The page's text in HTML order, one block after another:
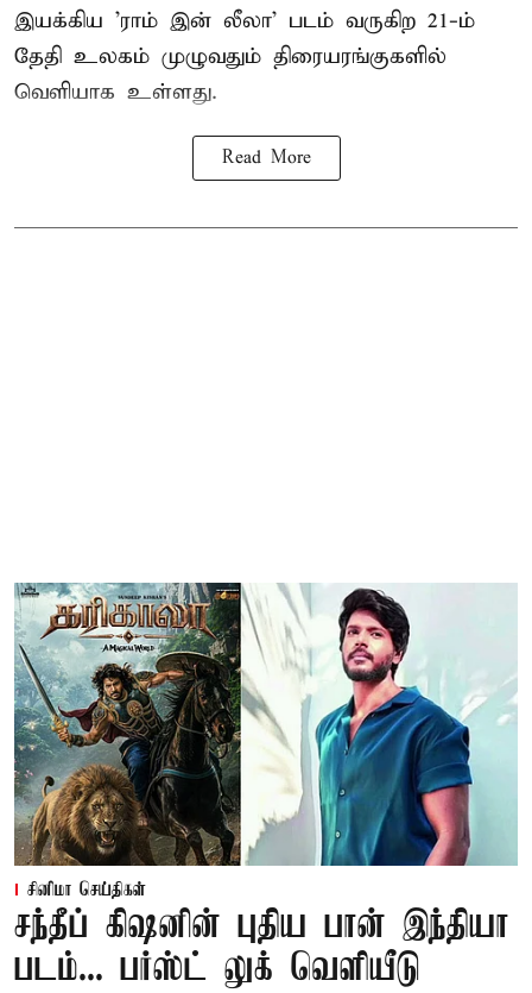
இயக்கிய 'ராம் இன் லீலா' படம் வருகிற 21-ம்
தேதி உலகம் முழுவதும் திரையரங்குகளில்
வெளியாக உள்ளது.
Read More
சினிமா செய்திகள்
சந்தீப் கிஷனின் புதிய பான் இந்தியா
படம்... பர்ஸ்ட் லுக் வெளியீடு